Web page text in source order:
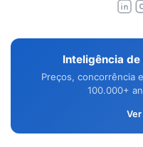
Inteligência
Preços, concorrência
100.000+